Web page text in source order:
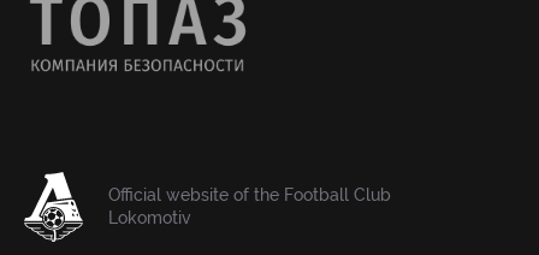
Official website of the Football Club
Lokomotiv